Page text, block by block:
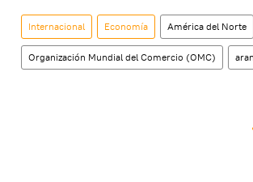
Internacional Economía América del Norte
Organización Mundial del Comercio (OMC)